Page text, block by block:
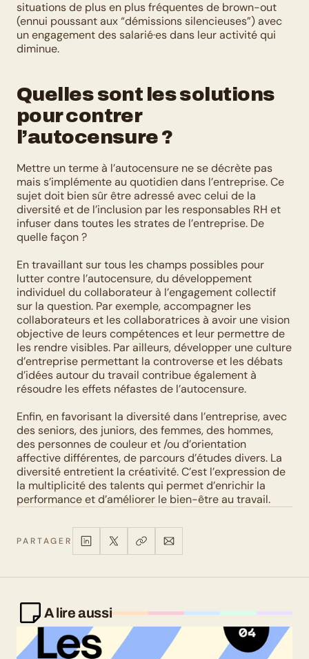
situations de plus en plus fréquentes de brown-out
(ennui poussant aux “démissions silencieuses”) avec
un engagement des salarié·es dans leur activité qui
diminue.
Quelles sont les solutions
pour contrer
l’autocensure ?
Mettre un terme à l’autocensure ne se décrète pas
mais s’implémente au quotidien dans l’entreprise. Ce
sujet doit bien sûr être adressé avec celui de la
diversité et de l’inclusion par les responsables RH et
infuser dans toutes les strates de l’entreprise. De
quelle façon ?
En travaillant sur tous les champs possibles pour
lutter contre l’autocensure, du développement
individuel du collaborateur à l’engagement collectif
sur la question. Par exemple, accompagner les
collaborateurs et les collaboratrices à avoir une vision
objective de leurs compétences et leur permettre de
les rendre visibles. Par ailleurs, développer une culture
d’entreprise permettant la controverse et les débats
d’idées autour du travail contribue également à
résoudre les effets néfastes de l’autocensure.
Enfin, en favorisant la diversité dans l’entreprise, avec
des seniors, des juniors, des femmes, des hommes,
des personnes de couleur et /ou d’orientation
affective différentes, de parcours d’études divers. La
diversité entretient la créativité. C’est l’expression de
la multiplicité des talents qui permet d’enrichir la
performance et d’améliorer le bien-être au travail.
PARTAGER
A lire aussi